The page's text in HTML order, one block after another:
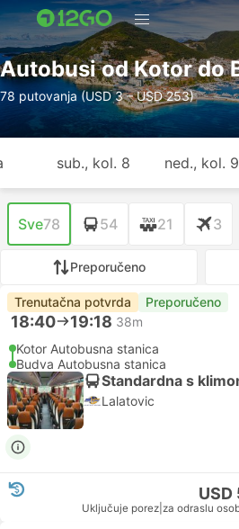
Autobusi od Kotor do
78 putovanja (USD 3 – USD 253)
sub., kol. 8 ned., kol. 9
Sve78 54 21 3
Preporučeno
Trenutačna potvrda Preporučeno
18:40 19:18 38m
Kotor Autobusna stanica
Budva Autobusna stanica
Standardna s
Lalatovic
USD
Uključuje porez za odraslu